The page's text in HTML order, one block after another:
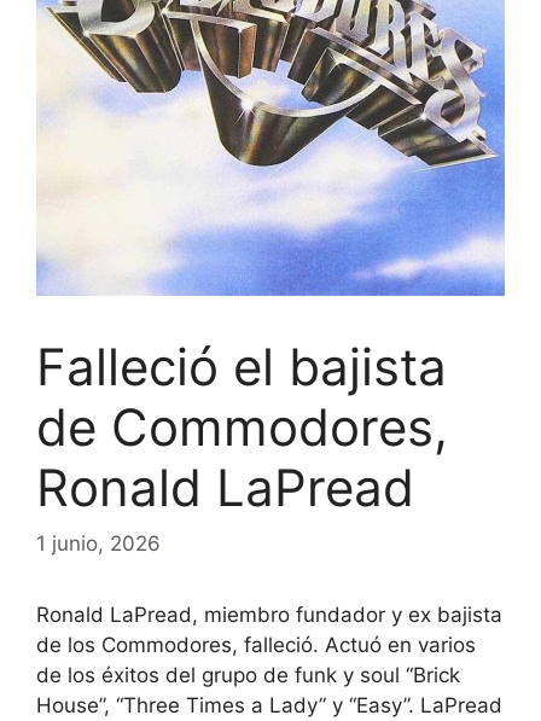
Falleció el bajista
de Commodores,
Ronald LaPread
1 junio, 2026
Ronald LaPread, miembro fundador y ex bajista
de los Commodores, falleció. Actuó en varios
de los éxitos del grupo de funk y soul “Brick
House”, “Three Times a Lady” y “Easy”. LaPread